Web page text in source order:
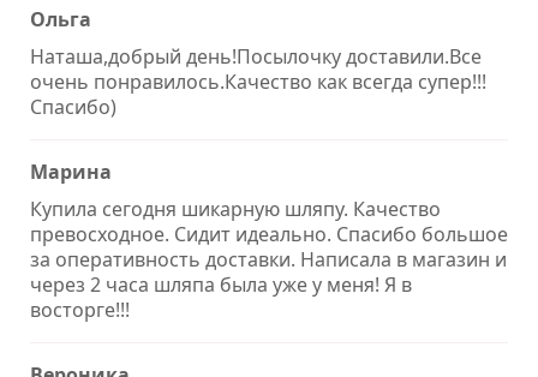
Ольга
Наташа,добрый день!Посылочку доставили.Все
очень понравилось.Качество как всегда супер!!!
Спасибо)
Марина
Купила сегодня шикарную шляпу. Качество
превосходное. Сидит идеально. Спасибо большое
за оперативность доставки. Написала в магазин и
через 2 часа шляпа была уже у меня! Я в
восторге!!!